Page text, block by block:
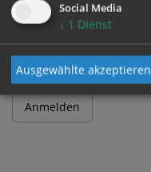
PasswortSocial Media
↓ 1 Dienst
Ausgewählte akzeptieren